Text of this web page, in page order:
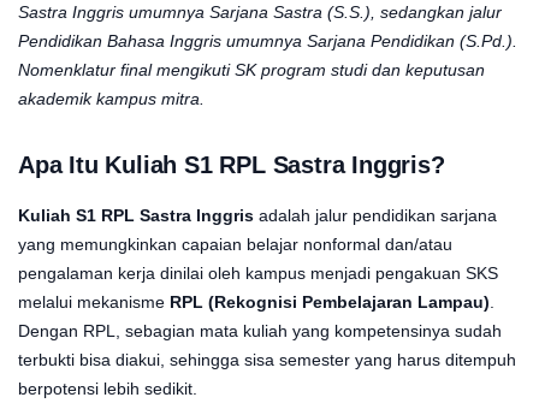
Sastra Inggris umumnya Sarjana Sastra (S.S.), sedangkan jalur
Pendidikan Bahasa Inggris umumnya Sarjana Pendidikan (S.Pd.).
Nomenklatur final mengikuti SK program studi dan keputusan
akademik kampus mitra.
Apa Itu Kuliah S1 RPL Sastra Inggris?
Kuliah S1 RPL Sastra Inggris adalah jalur pendidikan sarjana
yang memungkinkan capaian belajar nonformal dan/atau
pengalaman kerja dinilai oleh kampus menjadi pengakuan SKS
melalui mekanisme RPL (Rekognisi Pembelajaran Lampau)
Dengan RPL, sebagian mata kuliah yang kompetensinya sudah
terbukti bisa diakui, sehingga sisa semester yang harus ditempuh
berpotensi lebih sedikit.